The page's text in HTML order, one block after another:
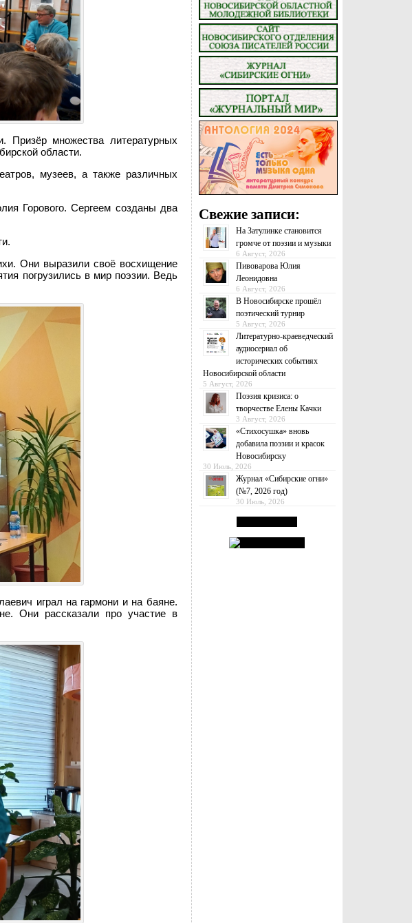
Призёр множества литературных
области.
музеев, а также различных
Горового. Сергеем созданы два
Они выразили своё восхищение
погрузились в мир поэзии. Ведь
играл на гармони и на баяне.
Они рассказали про участие в
Свежие записи:
На Затулинке становится
громче от поэзии и музыки
6 Август, 2026
Пивоварова Юлия
Леонидовна
6 Август, 2026
В Новосибирске прошёл
поэтический турнир
5 Август, 2026
Литературно-краеведческий
аудиосериал об
исторических событиях
Новосибирской области
5 Август, 2026
Поэзия кризиса: о
творчестве Елены Качки
3 Август, 2026
«Стихосушка» вновь
добавила поэзии и красок
Новосибирску
30 Июль, 2026
Журнал «Сибирские огни»
(№7, 2026 год)
30 Июль, 2026